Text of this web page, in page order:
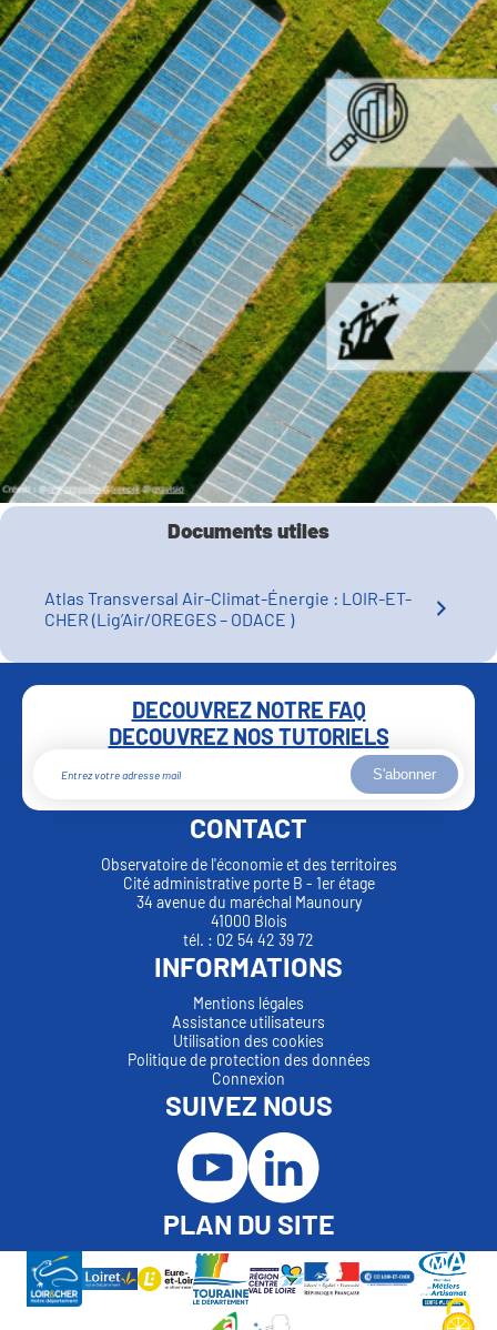
Documents utiles
Atlas Transversal Air-Climat-Énergie : LOIR-ET-
CHER (Lig’Air/OREGES – ODACE )
DECOUVREZ NOTRE FAQ
DECOUVREZ NOS TUTORIELS
S'abonner
CONTACT
Observatoire de l'économie et des territoires
Cité administrative porte B - 1er étage
34 avenue du maréchal Maunoury
41000 Blois
tél. : 02 54 42 39 72
INFORMATIONS
Mentions légales
Assistance utilisateurs
Utilisation des cookies
Politique de protection des données
Connexion
SUIVEZ NOUS
PLAN DU SITE